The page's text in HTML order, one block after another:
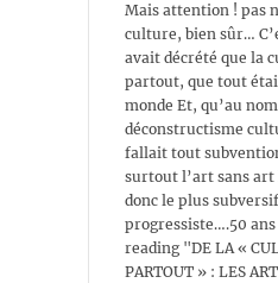
Mais attention ! pas
culture, bien sûr…
avait décrété que la
partout, que tout
monde Et, qu’au
déconstructisme
fallait tout
surtout l’art sans
donc le plus
progressiste….50
reading "DE LA «
PARTOUT » : LES